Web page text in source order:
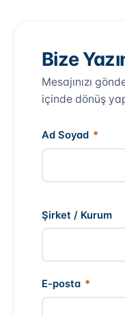
Bize
Mesajınızı
içinde dönüş
Ad Soyad *
Şirket / Kurum
E-posta *